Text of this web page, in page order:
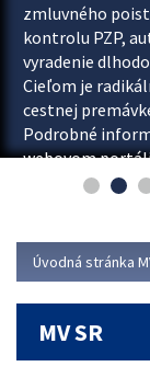
zmluvného
kontrolu PZP,
vyradenie
Cieľom je
cestnej
Podrobné
webovom
ktorom od
Úvodná stránka
MV SR